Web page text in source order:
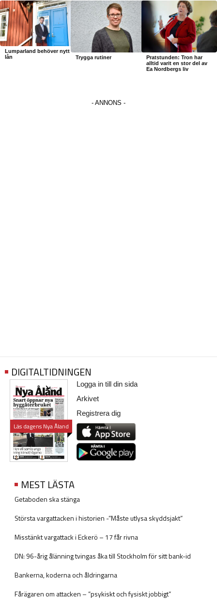
Lumparland behöver nytt
lån
Trygga rutiner
Pratstunden: Tron har
alltid varit en stor del av
Ea Nordbergs liv
DIGITALTIDNINGEN
Läs dagens Nya Åland
Logga in till din sida
Arkivet
Registrera dig
MEST LÄSTA
Getaboden ska stänga
Största vargattacken i historien -”Måste utlysa skyddsjakt”
Misstänkt vargattack i Eckerö – 17 får rivna
DN: 96-årig ålänning tvingas åka till Stockholm för sitt bank-id
Bankerna, koderna och åldringarna
Fårägaren om attacken – ”psykiskt och fysiskt jobbigt”